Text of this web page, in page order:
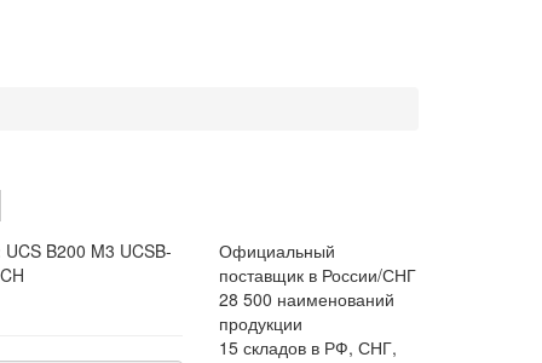
UCS B200 M3 UCSB-
Официальный
поставщик в России/СНГ
28 500 наименований
продукции
15 складов в РФ, СНГ,